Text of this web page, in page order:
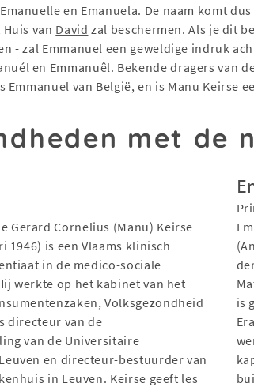
en Emanuela. De naam komt
van David zal beschermen. Als je dit
- zal Emmanuel een geweldige indruk
en Emmanuêl. Bekende dragers van
van België, en is Manu Keirse
met de
Gerard Cornelius (Manu) Keirse
1946) is een Vlaams klinisch
in de medico-sociale
werkte op het kabinet van het
Volksgezondheid
directeur van de
van de Universitaire
en directeur-bestuurder van
in Leuven. Keirse geeft les
is